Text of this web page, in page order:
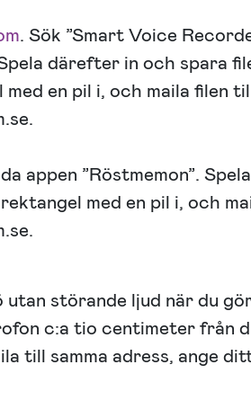
. Sök ”Smart Voice
därefter in och spara
en pil i, och maila filen
appen ”Röstmemon”.
med en pil i, och
störande ljud när du
c:a tio centimeter från
till samma adress, ange